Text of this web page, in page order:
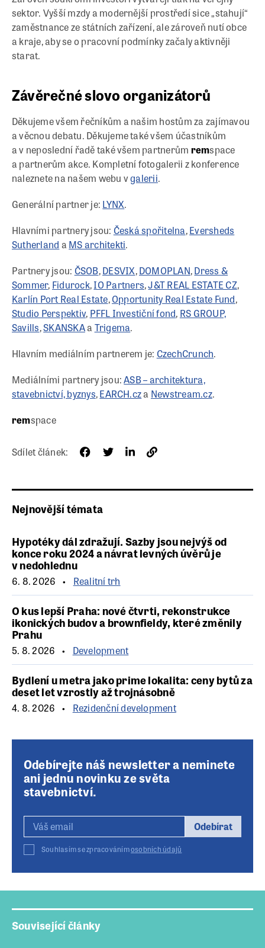
sektor. Vyšší mzdy a modernější prostředí sice „stahují“
zaměstnance ze státních zařízení, ale zároveň nutí obce
a kraje, aby se o pracovní podmínky začaly aktivněji
starat.
Závěrečné slovo organizátorů
Děkujeme všem řečníkům a našim hostům za zajímavou
a věcnou debatu. Děkujeme také všem účastníkům
a v neposlední řadě také všem partnerům remspace
a partnerům akce. Kompletní fotogalerii z konference
naleznete na našem webu vgalerii.
Generální partner je: LYNX.
Hlavními partnery jsou: Česká spořitelna,Eversheds
Sutherland a MS architekti.
Partnery jsou: ČSOB,DESVIX,DOMOPLAN,Dress &
Sommer, Fidurock,IO Partners,J&T REAL ESTATE CZ,
Karlín Port Real Estate,Opportunity Real Estate Fund,
Studio Perspektiv, PFFL Investiční fond, RS GROUP,
Savills,SKANSKAa Trigema.
Hlavním mediálním partnerem je: CzechCrunch.
Mediálními partnery jsou:ASB – architektura,
stavebnictví, byznys,EARCH.cza Newstream.cz.
remspace
Sdílet článek:
Nejnovější témata
Hypotéky dál zdražují. Sazby jsou nejvýš od
konce roku 2024 a návrat levných úvěrů je
v nedohlednu
6. 8. 2026 Realitní trh
O kus lepší Praha: nové čtvrti, rekonstrukce
ikonických budov a brownfieldy, které změnily
Prahu
5. 8. 2026 Development
Bydlení u metra jako prime lokalita: ceny bytů za
deset let vzrostly až trojnásobně
4. 8. 2026 Rezidenční development
Odebírejte náš newsletter a neminete
ani jednu novinku ze světa
stavebnictví.
Odebírat
Souhlasím se zpracovánímosobních údajů
Související články